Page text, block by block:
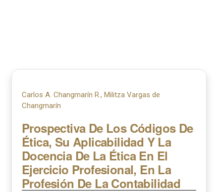
Carlos A. Changmarín R., Militza Vargas de
Changmarín
Prospectiva De Los Códigos De
Ética, Su Aplicabilidad Y La
Docencia De La Ética En El
Ejercicio Profesional, En La
Profesión De La Contabilidad